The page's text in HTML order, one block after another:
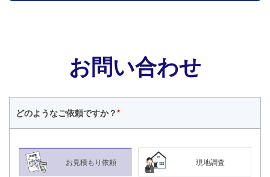
お問い合わせ
どのようなご依頼ですか？*
お見積もり依頼 現地調査